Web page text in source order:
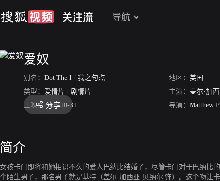
导航
爱奴
别名： Dot The I / 我之句点 地区： 美国
类型： 爱情片 / 剧情片 主演： 盖尔·加
上映： 2003-10-31 导演： Matthew
分享
简介
女孩卡门即将和她相识不久的爱人巴纳比结婚了，尽管卡门对于巴纳比
个陌生男子，那名男子就是基特（盖尔·加西亚·贝纳尔 饰）。这个吻